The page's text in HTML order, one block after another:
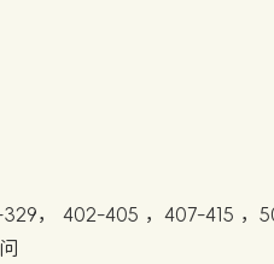
329， 402-405 ，407-415